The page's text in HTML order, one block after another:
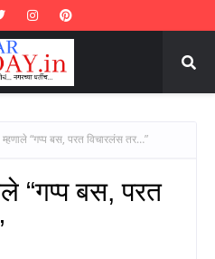
म्हणाले “गप्प बस, परत विचारलंस तर…”
“गप्प बस, परत